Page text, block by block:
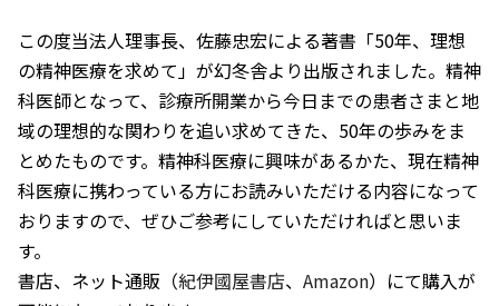
この度当法人理事長、佐藤忠宏による著書「50年、理想
の精神医療を求めて」が幻冬舎より出版されました。精神
科医師となって、診療所開業から今日までの患者さまと地
域の理想的な関わりを追い求めてきた、50年の歩みをま
とめたものです。精神科医療に興味があるかた、現在精神
科医療に携わっている方にお読みいただける内容になって
おりますので、ぜひご参考にしていただければと思いま
す。
書店、ネット通販（紀伊國屋書店、 Amazon）にて購入が